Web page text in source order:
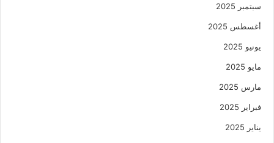
سبتمبر 2025
أغسطس 2025
يونيو 2025
مايو 2025
مارس 2025
فبراير 2025
يناير 2025